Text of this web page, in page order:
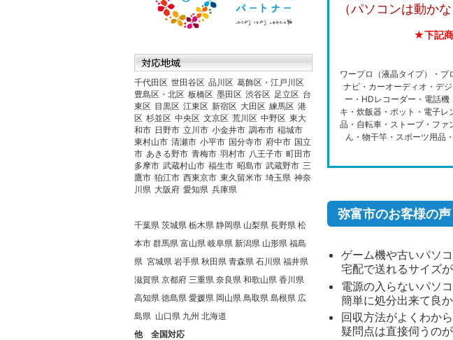
（パソコンは動か
★下記商
ワープロ（液晶タイプ）・
ナビ・カーオーディオ・デ
ー・HDレコーダー・電話
キ・炊飯器・ポット・電子
品・自転車・ストーブ・ファ
ん・物干竿・スポーツ用品
弥富市のお客様の声
ゲーム機や古いパソ
宅配で送れるサイズ
電源の入らないパソ
簡単に処分出来て良
回収方法がよくわか
疑問点は直接伺うの
千代田区 世田谷区 品川区 葛飾区・江戸川区
豊島区・北区 板橋区 墨田区 渋谷区 足立区 台
東区 目黒区 江東区 新宿区 大田区 練馬区 港
区 杉並区 中央区 文京区 荒川区 中野区 東大
和市 日野市 立川市 小金井市 調布市 稲城市
東村山市 清瀬市 小平市 国分寺市 府中市 国立
市 あきる野市 青梅市 羽村市 八王子市 町田市
多摩市 武蔵村山市 福生市 昭島市 武蔵野市 三
鷹市 狛江市 西東京市 東久留米市 埼玉県 神奈
川県 大阪府 愛知県 兵庫県
千葉県 茨城県 栃木県 静岡県 山梨県 長野県 松
本市 群馬県 富山県 岐阜県 新潟県 山形県 福島
県 宮城県 岩手県 秋田県 青森県 石川県 福井県
滋賀県 京都府 三重県 奈良県 和歌山県 香川県
高知県 徳島県 愛媛県 岡山県 鳥取県 島根県 広
島県 山口県 九州 北海道
他 全国対応